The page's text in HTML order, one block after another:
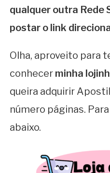
qualquer outra Rede
postar o link
Olha, aproveito para
conhecer minha
queira adquirir
número páginas.
abaixo.